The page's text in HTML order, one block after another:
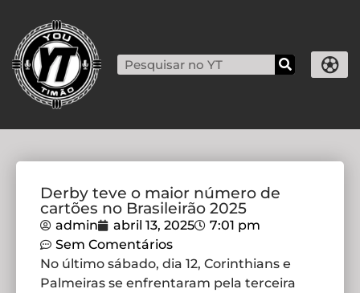
Derby teve o maior número de
cartões no Brasileirão 2025
admin abril 13, 2025
7:01 pm
Sem Comentários
No último sábado, dia 12, Corinthians e
Palmeiras se enfrentaram pela terceira